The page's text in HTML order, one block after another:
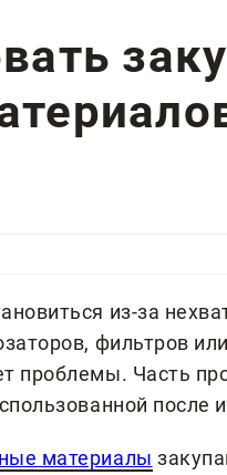
из-за
фильтров
проблемы. Часть
после
материалы